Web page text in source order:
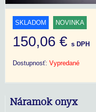
SKLADOM NOVINKA
150,06 € s DPH
Dostupnosť: Vypredané
Náramok onyx